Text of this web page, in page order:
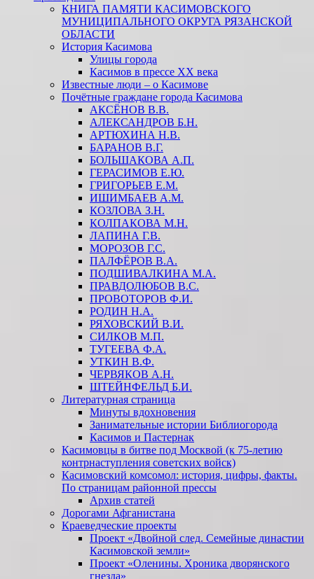
КНИГА ПАМЯТИ КАСИМОВСКОГО
МУНИЦИПАЛЬНОГО ОКРУГА РЯЗАНСКОЙ
ОБЛАСТИ
История Касимова
Улицы города
Касимов в прессе XX века
Известные люди – о Касимове
Почётные граждане города Касимова
АКСЁНОВ В.В.
АЛЕКСАНДРОВ Б.Н.
АРТЮХИНА Н.В.
БАРАНОВ В.Г.
БОЛЬШАКОВА А.П.
ГЕРАСИМОВ Е.Ю.
ГРИГОРЬЕВ Е.М.
ИШИМБАЕВ А.М.
КОЗЛОВА З.Н.
КОЛПАКОВА М.Н.
ЛАПИНА Г.В.
МОРОЗОВ Г.С.
ПАЛФЁРОВ В.А.
ПОДШИВАЛКИНА М.А.
ПРАВДОЛЮБОВ В.С.
ПРОВОТОРОВ Ф.И.
РОДИН Н.А.
РЯХОВСКИЙ В.И.
СИЛКОВ М.П.
ТУГЕЕВА Ф.А.
УТКИН В.Ф.
ЧЕРВЯКОВ А.Н.
ШТЕЙНФЕЛЬД Б.И.
Литературная страница
Минуты вдохновения
Занимательные истории Библиогорода
Касимов и Пастернак
Касимовцы в битве под Москвой (к 75-летию
контрнаступления советских войск)
Касимовский комсомол: история, цифры, факты.
По страницам районной прессы
Архив статей
Дорогами Афганистана
Краеведческие проекты
Проект «Двойной след. Семейные династии
Касимовской земли»
Проект «Оленины. Хроника дворянского
гнезда»